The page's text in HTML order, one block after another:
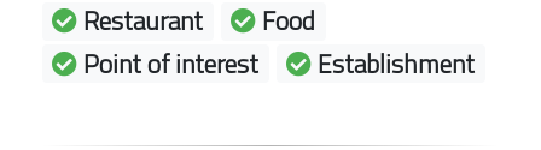
Restaurant
Food
Point of interest
Establishment